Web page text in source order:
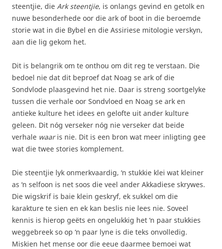
steentjie, die Ark steentjie, is onlangs gevind en getolk en
nuwe besonderhede oor die ark of boot in die beroemde
storie wat in die Bybel en die Assiriese mitologie verskyn,
aan die lig gekom het.
Dit is belangrik om te onthou om dit reg te verstaan. Die
bedoel nie dat dit beproef dat Noag se ark of die
Sondvlode plaasgevind het nie. Daar is streng soortgelyke
tussen die verhale oor Sondvloed en Noag se ark en
antieke kulture het idees en gelofte uit ander kulture
geleen. Dit nóg verseker nóg nie verseker dat beide
verhale waaris nie. Dit is een bron wat meer inligting gee
wat die twee stories komplement.
Die steentjie lyk onmerkvaardig, ‘n stukkie klei wat kleiner
as ‘n selfoon is net soos die veel ander Akkadiese skrywes.
Die wigskrif is baie klein geskryf, ek sukkel om die
karakture te sien en ek kan beslis nie lees nie. Soveel
kennis is hierop geëts en ongelukkig het ‘n paar stukkies
weggebreek so op ‘n paar lyne is die teks onvolledig.
Miskien het mense oor die eeue daarmee bemoei wat